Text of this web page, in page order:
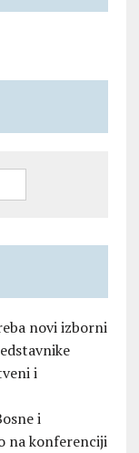
novi izborni
i
i
na konferenciji